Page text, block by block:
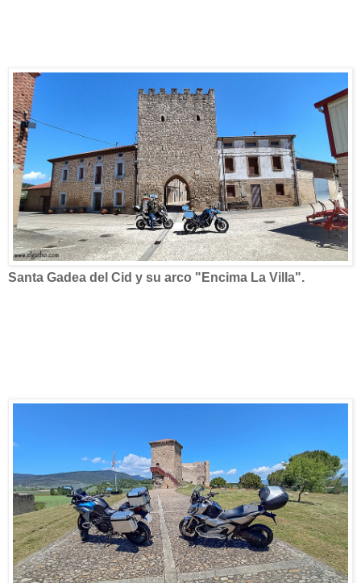
Santa Gadea del Cid y su arco "Encima La Villa".